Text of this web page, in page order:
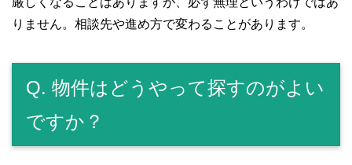
りません。相談先や進め方で変わることがあります。
Q. 物件はどうやって探すのがよい
ですか？